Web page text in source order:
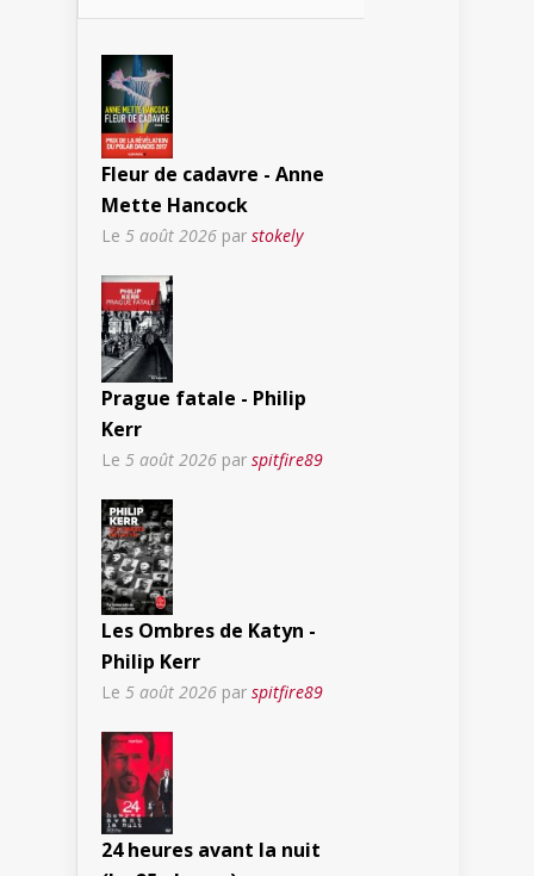
Fleur de cadavre - Anne
Mette Hancock
Le 5 août 2026 par stokely
Prague fatale - Philip
Kerr
Le 5 août 2026 par spitfire89
Les Ombres de Katyn -
Philip Kerr
Le 5 août 2026 par spitfire89
24 heures avant la nuit